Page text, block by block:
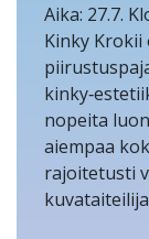
Aika: 27.7.
Kinky Krokii
nopeita
aiempaa
rajoitetusti